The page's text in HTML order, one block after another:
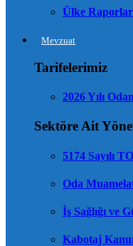
Ülke
Mevzuat
Tarifelerimiz
2026 Yılı
Sektöre Ait
5174 Sayılı
Oda
İş Sağlığı ve
Kabotaj